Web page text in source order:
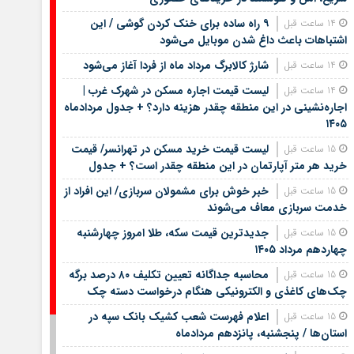
۹ راه ساده برای خنک کردن گوشی / این
اشتباهات باعث داغ شدن موبایل می‌شود
شارژ کالابرگ مرداد ماه از فردا آغاز می‌شود
لیست قیمت اجاره مسکن در شهرک غرب |
اجاره‌نشینی در این منطقه چقدر هزینه دارد؟ + جدول مردادماه
۱۴۰۵
15 ساعت قبل
لیست قیمت خرید مسکن در تهرانسر/ قیمت
خرید هر متر آپارتمان در این منطقه چقدر است؟ + جدول
15 ساعت قبل
خبر خوش برای مشمولان سربازی/ این افراد از
خدمت سربازی معاف می‌شوند
15 ساعت قبل
جدیدترین قیمت سکه، طلا امروز چهارشنبه
چهاردهم مرداد ۱۴۰۵
15 ساعت قبل
محاسبه جداگانه تعیین تکلیف ۸۰ درصد برگه
چک‌های کاغذی و الکترونیکی هنگام درخواست دسته چک
15 ساعت قبل
اعلام فهرست شعب کشیک بانک سپه در
استان‌ها / پنجشنبه، پانزدهم مردادماه